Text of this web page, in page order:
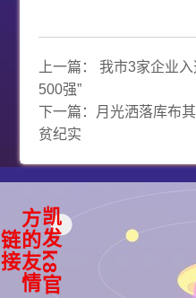
上一篇：我市3家企业
500强”
下一篇： 月光洒落库布
贫纪实
凯
k
8
官
方
友
情